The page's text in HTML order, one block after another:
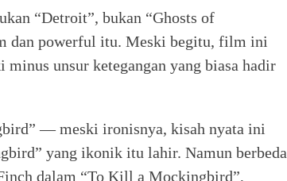
“Detroit”, bukan “Ghosts of
dan powerful itu. Meski begitu, film ini
unsur ketegangan yang biasa hadir
— meski ironisnya, kisah nyata ini
yang ikonik itu lahir. Namun berbeda
dalam “To Kill a Mockingbird”,